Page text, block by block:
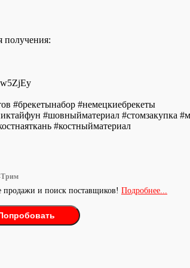
получения:
#брекетынабор #немецкиебрекеты
#шовныйматериал #стомзакупка
#костныйматериал
Трим
продажи и поиск поставщиков! Подробнее...